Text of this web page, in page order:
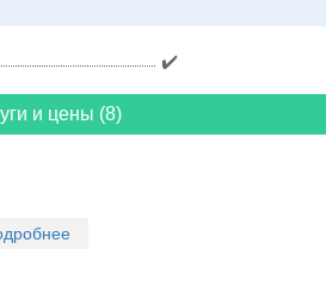
✔️
и цены (8)